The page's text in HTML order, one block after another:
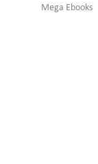
Mega Ebooks